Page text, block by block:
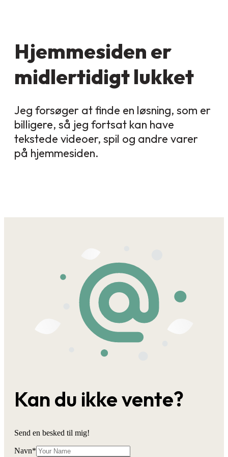
Hjemmesiden er
midlertidigt lukket
Jeg forsøger at finde en løsning, som er
billigere, så jeg fortsat kan have
tekstede videoer, spil og andre varer
på hjemmesiden.
Kan du ikke vente?
Send en besked til mig!
Navn*